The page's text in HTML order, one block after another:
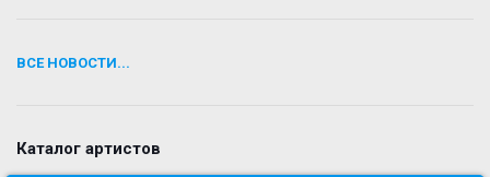
ВСЕ НОВОСТИ...
Каталог артистов